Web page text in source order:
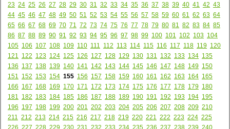
23 24 25 26 27 28 29 30 31 32 33 34 35 36 37 38 39 40 41 42 43
44 45 46 47 48 49 50 51 52 53 54 55 56 57 58 59 60 61 62 63 64
65 66 67 68 69 70 71 72 73 74 75 76 77 78 79 80 81 82 83 84 85
86 87 88 89 90 91 92 93 94 95 96 97 98 99 100 101 102 103 104
105 106 107 108 109 110 111 112 113 114 115 116 117 118 119 120
121
122 123 124 125 126 127 128 129 130 131 132 133 134 135
136 137 138 139 140 141 142 143 144 145 146 147 148 149 150
151
152 153 154 155 156 157 158 159 160 161 162 163 164 165
166 167 168 169 170 171 172 173 174 175 176 177 178 179 180
181
182 183 184 185 186 187 188 189 190 191 192 193 194 195
196 197 198 199 200 201 202 203 204 205 206 207 208 209 210
211
212 213 214 215 216 217 218 219 220 221 222 223 224 225
226 227 228 229 230 231 232 233 234 235 236 237 238 239 240